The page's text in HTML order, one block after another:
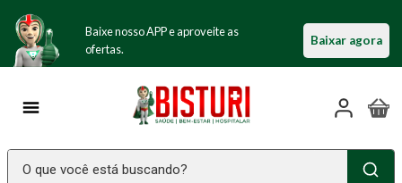
Baixe nosso APP e aproveite as
ofertas.
Baixar agora
O que você está buscando?